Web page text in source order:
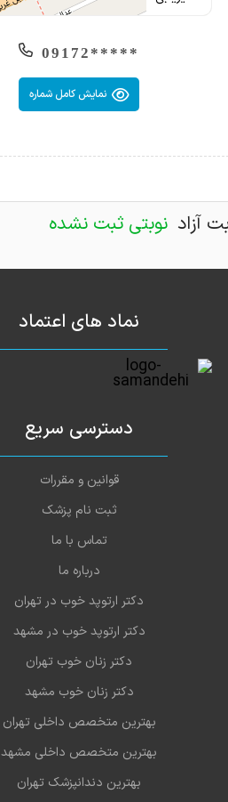
آزاد نوبتی ثبت نشده
*****09172
نمایش کامل شماره
نماد های اعتماد
دسترسی سریع
قوانین و مقررات
ثبت نام پزشک
تماس با ما
درباره ما
دکتر ارتوپد خوب در تهران
دکتر ارتوپد خوب در مشهد
دکتر زنان خوب تهران
دکتر زنان خوب مشهد
بهترین متخصص داخلی تهران
بهترین متخصص داخلی مشهد
بهترین دندانپزشک تهران